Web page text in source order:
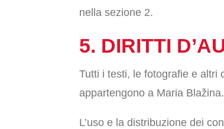
nella sezione 2.
5. DIRITTI
Tutti i testi, le fotografie e altri
appartengono a Maria Blažina.
L’uso e la distribuzione dei